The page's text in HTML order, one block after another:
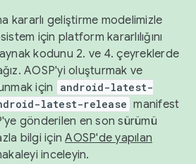
kararlı geliştirme modelimizle
için platform kararlılığını
kodunu 2. ve 4. çeyreklerde
AOSP'yi oluşturmak ve
için
android-latest-
latest-release manifest
gönderilen en son sürümü
bilgi içinAOSP'de yapılan
inceleyin.